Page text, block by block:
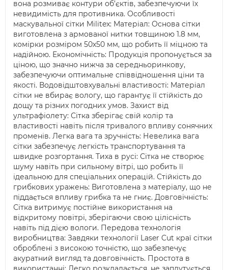
вона розмиває контури об’єктів, забезпечуючи їх
невидимість для противника. Особливості
маскувальної сітки Militex: Матеріал: Основа сітки
виготовлена з армованої нитки товщиною 1.8 мм,
комірки розміром 50х50 мм, що робить її міцною та
надійною. Економічність: Продукція пропонується за
ціною, що значно нижча за середньоринкову,
забезпечуючи оптимальне співвідношення ціни та
якості. Водовідштовхувальні властивості: Матеріал
сітки не вбирає вологу, що гарантує її стійкість до
дощу та різних погодних умов. Захист від
ультрафіолету: Сітка зберігає свій колір та
властивості навіть після тривалого впливу сонячних
променів. Легка вага та зручність: Невелика вага
сітки забезпечує легкість транспортування та
швидке розгортання. Тиха в русі: Сітка не створює
шуму навіть при сильному вітрі, що робить її
ідеальною для спеціальних операцій. Стійкість до
грибкових уражень: Виготовлена з матеріалу, що не
піддається впливу грибка та не гниє. Довговічність:
Сітка витримує постійне використання на
відкритому повітрі, зберігаючи свою цілісність
навіть під дією вологи. Передова технологія
виробництва: Завдяки технології Laser Cut краї сітки
оброблені з високою точністю, що забезпечує
акуратний вигляд та довговічність. Простота в